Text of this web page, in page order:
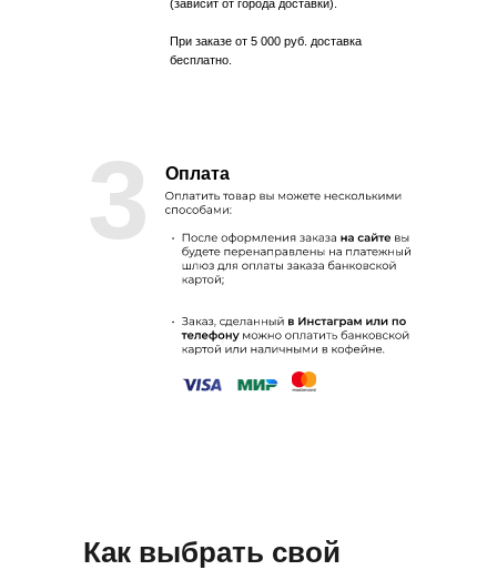
3 Оплата
(зависит от города доставки).
При заказе от 5 000 руб. доставка
бесплатно.
Как выбрать свой